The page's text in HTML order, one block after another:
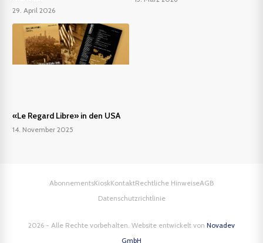
29. April 2026
«Le Regard Libre» in den USA
14. November 2025
2026 - Alle Rechte vorbehalten. Website entwickelt von Novadev
GmbH
AbonnementsKioskKontaktRechtliche HinweiseAGB
Datenschutzrichtlinie